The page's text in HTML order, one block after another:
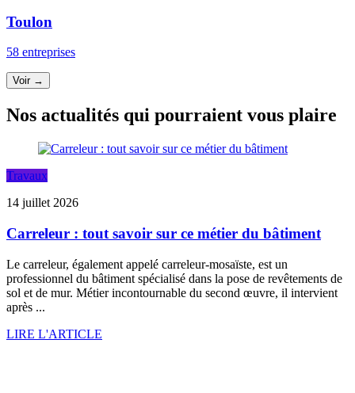
Toulon
58 entreprises
Voir →
Nos actualités qui pourraient vous plaire
Travaux
14 juillet 2026
Carreleur : tout savoir sur ce métier du bâtiment
Le carreleur, également appelé carreleur-mosaïste, est un
professionnel du bâtiment spécialisé dans la pose de revêtements de
sol et de mur. Métier incontournable du second œuvre, il intervient
après ...
LIRE L'ARTICLE